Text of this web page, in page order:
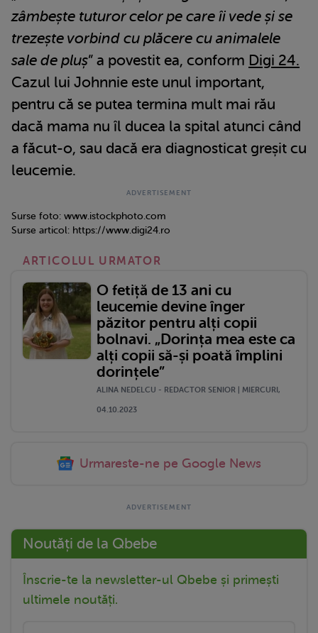
zâmbește tuturor celor pe care îi vede și se
trezește vorbind cu plăcere cu animalele
sale de pluș” a povestit ea, conform Digi 24.
Cazul lui Johnnie este unul important,
pentru că se putea termina mult mai rău
dacă mama nu îl ducea la spital atunci când
a făcut-o, sau dacă era diagnosticat greșit cu
leucemie.
Surse foto: www.istockphoto.com
Surse articol: https://www.digi24.ro
ARTICOLUL URMATOR
O fetiță de 13 ani cu
leucemie devine înger
păzitor pentru alți copii
bolnavi. „Dorința mea este ca
alți copii să-și poată împlini
dorințele”
ALINA NEDELCU - REDACTOR SENIOR | MIERCURI,
04.10.2023
Urmareste-ne pe Google News
Noutăți de la Qbebe
Înscrie-te la newsletter-ul Qbebe și primești
ultimele noutăți.